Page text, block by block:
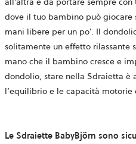
dove il tuo bambino può
mani libere per un po’. Il
solitamente un effetto rilassante
mano che il bambino cresce e
dondolio, stare nella Sdraietta è
l’equilibrio e le capacità
Le Sdraiette BabyBjörn sono